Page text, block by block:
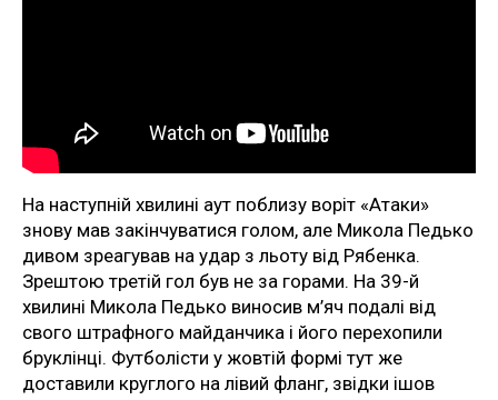
На наступній хвилині аут поблизу воріт «Атаки»
знову мав закінчуватися голом, але Микола Педько
дивом зреагував на удар з льоту від Рябенка.
Зрештою третій гол був не за горами. На 39-й
хвилині Микола Педько виносив м’яч подалі від
свого штрафного майданчика і його перехопили
бруклінці. Футболісти у жовтій формі тут же
доставили круглого на лівий фланг, звідки ішов